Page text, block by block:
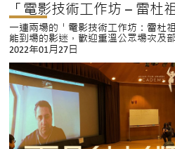
「電影技術工作坊 – 雷杜
一連兩場的「電影技術工作坊：雷杜
能到場的影迷，歡迎重溫公眾場次及
2022年01月27日